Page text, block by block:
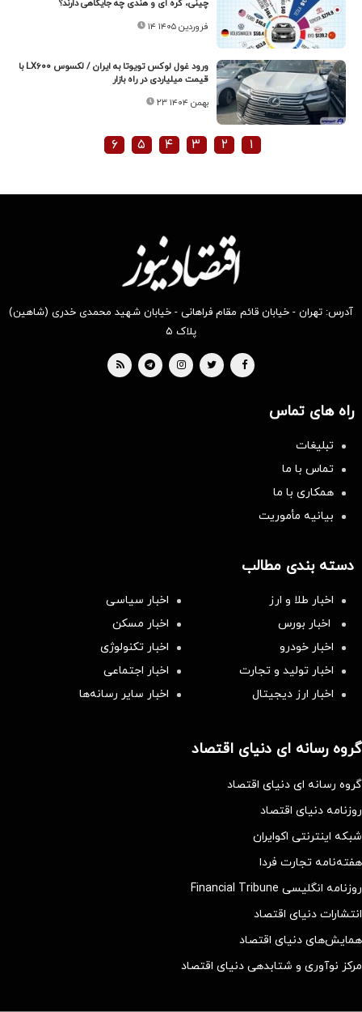
چینی، کره ای و هندی چه جایگاهی دارند؟
۱۴ فروردین ۱۴۰۵
ورود غول لوکس تویوتا به ایران / لکسوس LX۶۰۰ با
قیمت میلیاردی در راه بازار
۲۳ بهمن ۱۴۰۴
۱ ۲ ۳ ۴ ۵ ۶
آدرس: تهران - خیابان قائم مقام فراهانی - خیابان شهید محمدی خدری (شاهین)
پلاک ۵
راه های تماس
تبلیغات
تماس با ما
همکاری با ما
بیانیه مأموریت
دسته بندی مطالب
اخبار طلا و ارز
اخبار سیاسی
اخبار بورس
اخبار مسکن
اخبار خودرو
اخبار تکنولوژی
اخبار تولید و تجارت
اخبار اجتماعی
اخبار ارز دیجیتال
اخبار سایر رسانه‌‌ها
گروه رسانه ای دنیای اقتصاد
گروه رسانه ای دنیای اقتصاد
روزنامه دنیای اقتصاد
شبکه اینترنتی اکوایران
هفته‌نامه تجارت فردا
روزنامه انگلیسی Financial Tribune
انتشارات دنیای اقتصاد
همایش‌های دنیای اقتصاد
مرکز نوآوری و شتابدهی دنیای اقتصاد